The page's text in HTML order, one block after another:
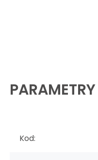
PARAMETRY
Kod: